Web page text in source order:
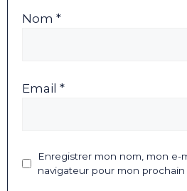
Nom *
Email *
Enregistrer mon nom, mon e-
navigateur pour mon